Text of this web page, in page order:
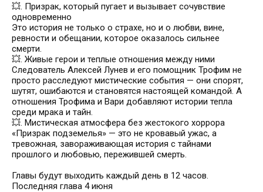
💥. Призрак, который пугает и вызывает сочувствие
одновременно
Это история не только о страхе, но и о любви, вине,
ревности и обещании, которое оказалось сильнее
смерти.
💥. Живые герои и теплые отношения между ними
Следователь Алексей Лунев и его помощник Трофим не
просто расследуют мистические события — они спорят,
шутят, ошибаются и становятся настоящей командой. А
отношения Трофима и Вари добавляют истории тепла
среди мрака и тайн.
💥. Мистическая атмосфера без жестокого хоррора
«Призрак подземелья» — это не кровавый ужас, а
тревожная, завораживающая история с тайнами
прошлого и любовью, пережившей смерть.
Главы будут выходить каждый день в 12 часов.
Последняя глава 4 июня